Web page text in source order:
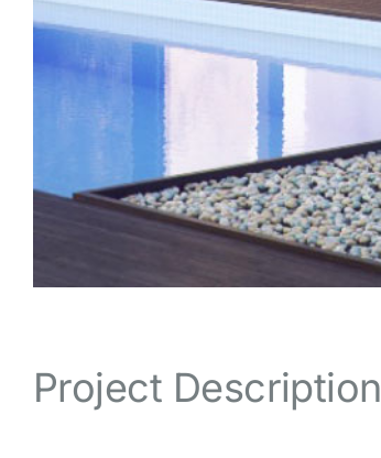
Project Description